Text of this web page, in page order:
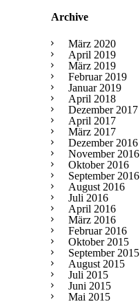
Archive
März 2020
April 2019
März 2019
Februar 2019
Januar 2019
April 2018
Dezember 2017
April 2017
März 2017
Dezember 2016
November 2016
Oktober 2016
September 2016
August 2016
Juli 2016
April 2016
März 2016
Februar 2016
Oktober 2015
September 2015
August 2015
Juli 2015
Juni 2015
Mai 2015